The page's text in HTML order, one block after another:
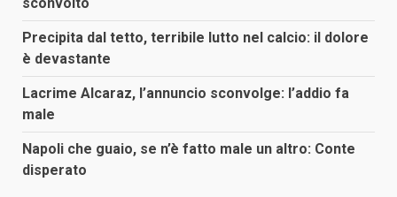
Precipita dal tetto, terribile lutto nel calcio: il dolore
è devastante
Lacrime Alcaraz, l’annuncio sconvolge: l’addio fa
male
Napoli che guaio, se n’è fatto male un altro: Conte
disperato